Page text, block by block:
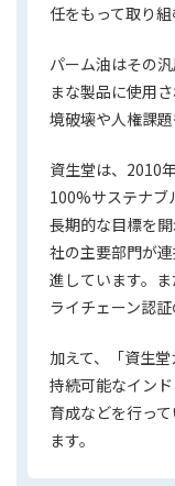
任をもって取り組
パーム油はその
まな製品に使用
境破壊や人権課題
資生堂は、2010
100%サステナブ
長期的な目標を
社の主要部門が
進しています。
ライチェーン認証
加えて、「資生
持続可能なイン
育成などを行っ
ます。